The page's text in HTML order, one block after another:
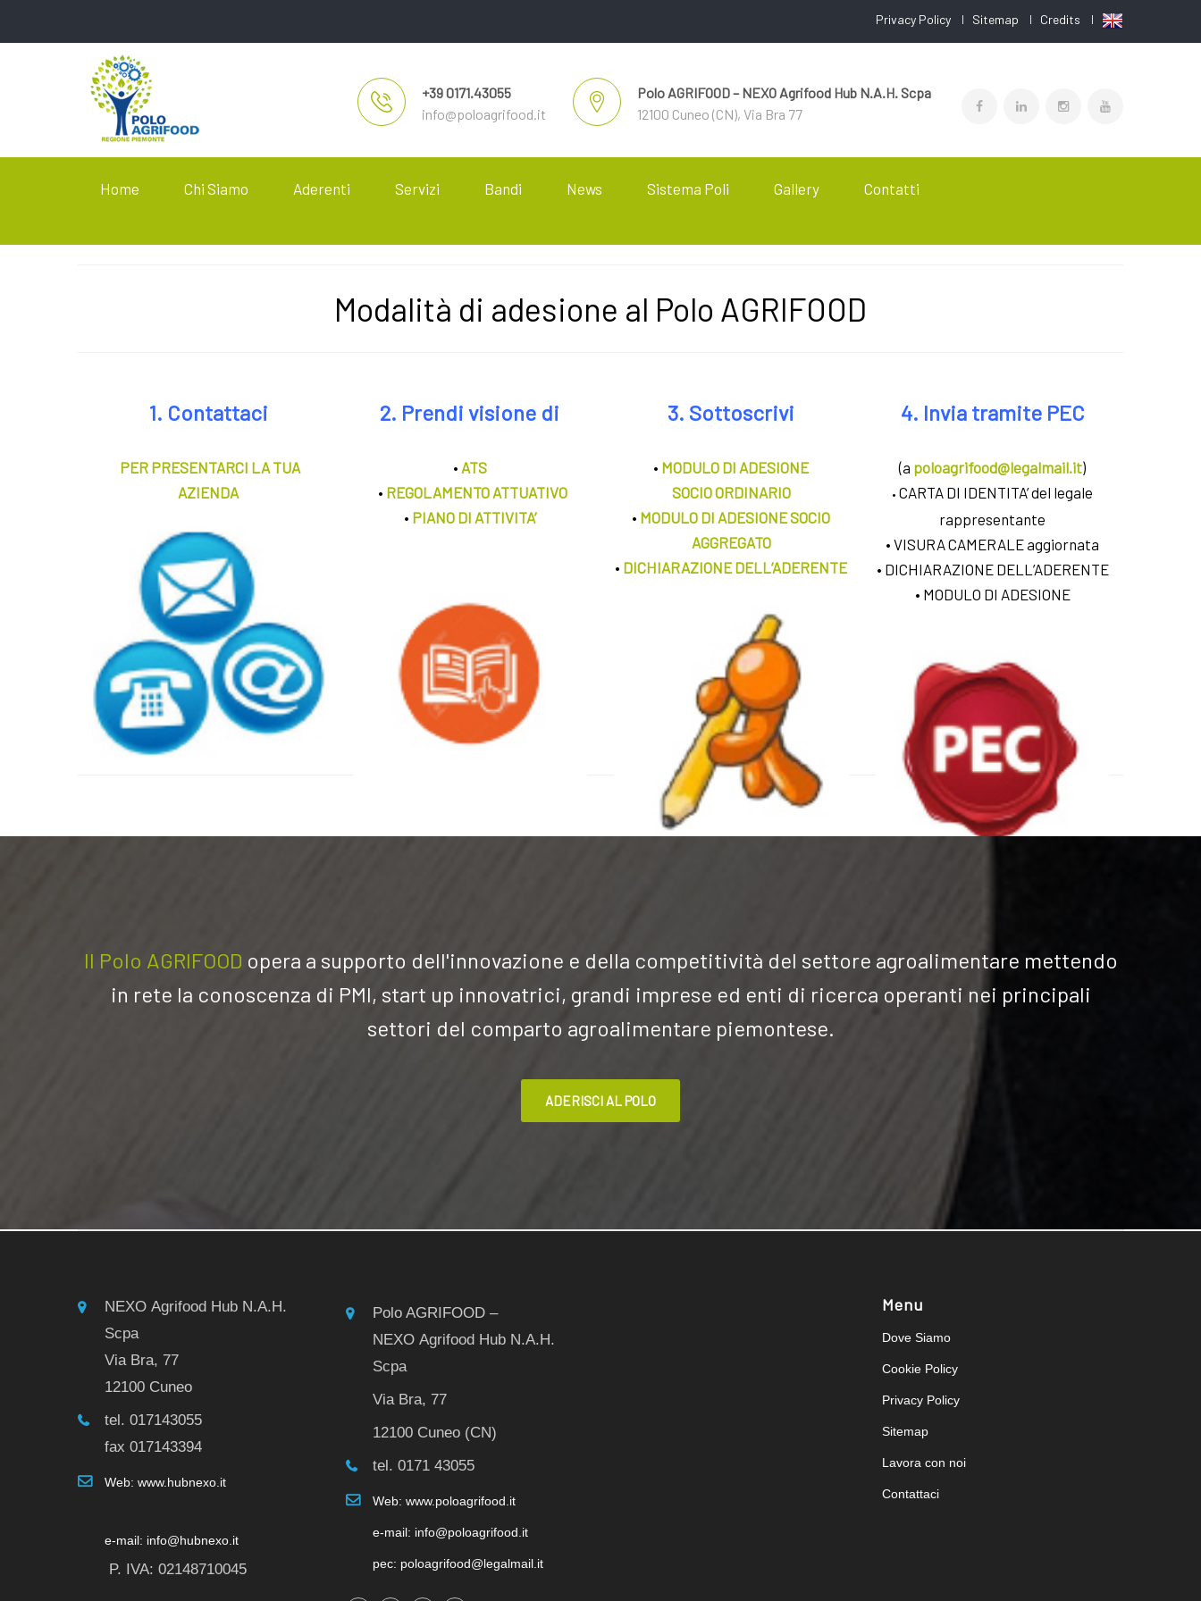
Privacy Policy Sitemap Credits
+39 0171.43055
info@poloagrifood.it
Polo AGRIFOOD – NEXO Agrifood Hub N.A.H. Scpa
12100 Cuneo (CN), Via Bra 77
Home Chi Siamo Aderenti Servizi Bandi News Sistema Poli Gallery Contatti
Modalità di adesione al Polo AGRIFOOD
1. Contattaci
PER PRESENTARCI LA TUA
AZIENDA
2. Prendi visione di
• ATS
• REGOLAMENTO ATTUATIVO
• PIANO DI ATTIVITA’
3. Sottoscrivi
• MODULO DI ADESIONE
SOCIO ORDINARIO
• MODULO DI ADESIONE SOCIO
AGGREGATO
• DICHIARAZIONE DELL’ADERENTE
4. Invia tramite PEC
(a poloagrifood@legalmail.it)
• CARTA DI IDENTITA’ del legale
rappresentante
• VISURA CAMERALE aggiornata
• DICHIARAZIONE DELL’ADERENTE
• MODULO DI ADESIONE
Il Polo AGRIFOOD opera a supporto dell'innovazione e della competitività del settore agroalimentare mettendo
in rete la conoscenza di PMI, start up innovatrici, grandi imprese ed enti di ricerca operanti nei principali
settori del comparto agroalimentare piemontese.
ADERISCI AL POLO
NEXO Agrifood Hub N.A.H.
Scpa
Via Bra, 77
12100 Cuneo
tel. 017143055
fax 017143394
Web: www.hubnexo.it
e-mail: info@hubnexo.it
P. IVA: 02148710045
Polo AGRIFOOD –
NEXO Agrifood Hub N.A.H.
Scpa
Via Bra, 77
12100 Cuneo (CN)
tel. 0171 43055
Web: www.poloagrifood.it
e-mail: info@poloagrifood.it
pec: poloagrifood@legalmail.it
Menu
Dove Siamo
Cookie Policy
Privacy Policy
Sitemap
Lavora con noi
Contattaci